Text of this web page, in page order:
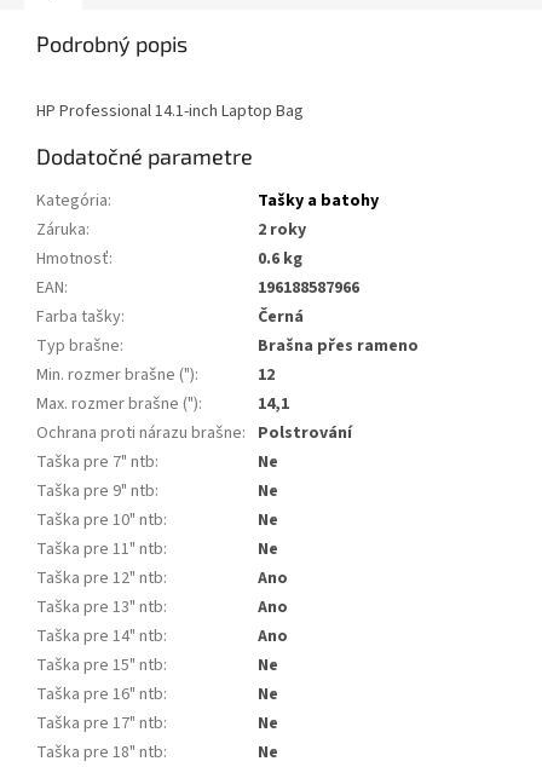
Podrobný popis
HP Professional 14.1-inch Laptop Bag
Dodatočné parametre
Kategória:
Tašky a batohy
Záruka:
2 roky
Hmotnosť:
0.6 kg
EAN:
196188587966
Farba tašky:
Černá
Typ brašne:
Brašna přes rameno
Min. rozmer brašne ("):
12
Max. rozmer brašne ("):
14,1
Ochrana proti nárazu brašne: Polstrování
Taška pre 7" ntb:
Ne
Taška pre 9" ntb:
Ne
Taška pre 10" ntb:
Ne
Taška pre 11" ntb:
Ne
Taška pre 12" ntb:
Ano
Taška pre 13" ntb:
Ano
Taška pre 14" ntb:
Ano
Taška pre 15" ntb:
Ne
Taška pre 16" ntb:
Ne
Taška pre 17" ntb:
Ne
Taška pre 18" ntb: Ne